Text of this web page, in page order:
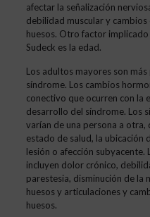
afectar la señalización
debilidad muscular y
huesos. Otro factor
Sudeck es la edad.
Los adultos mayores son
síndrome. Los cambios
conectivo que ocurren con la
desarrollo del síndrome. Los
varían de una persona a otra,
estado de salud, la ubicación
lesión o afección subyacente.
incluyen dolor crónico,
parestesia, disminución de la
huesos y articulaciones y
huesos.